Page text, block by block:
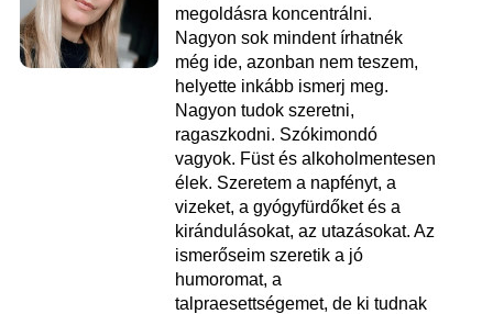
megoldásra koncentrálni.
Nagyon sok mindent írhatnék
még ide, azonban nem teszem,
helyette inkább ismerj meg.
Nagyon tudok szeretni,
ragaszkodni. Szókimondó
vagyok. Füst és alkoholmentesen
élek. Szeretem a napfényt, a
vizeket, a gyógyfürdőket és a
kirándulásokat, az utazásokat. Az
ismerőseim szeretik a jó
humoromat, a
talpraesettségemet, de ki tudnak